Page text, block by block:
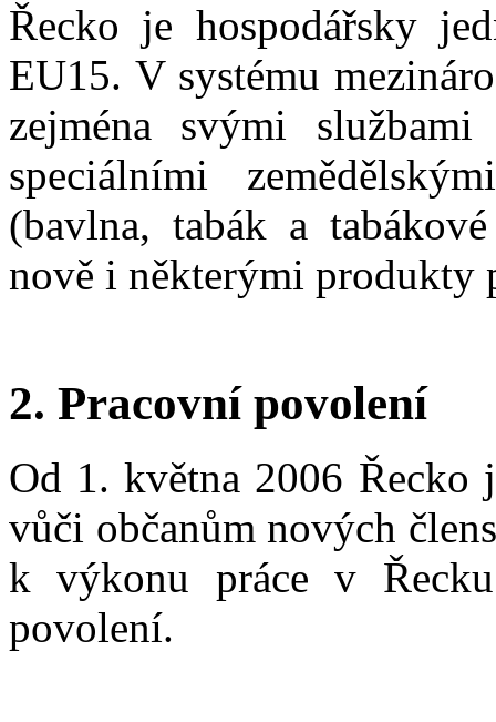
Řecko je hospodářsky
EU15. V systému
zejména svými
speciálními
(bavlna, tabák a
nově i některými produkty
2. Pracovní povolení
Od 1. května 2006 Řecko
vůči občanům nových
k výkonu práce v
povolení.